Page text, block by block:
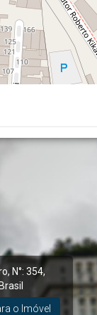
, N°: 354,
Brasil
o Imóvel